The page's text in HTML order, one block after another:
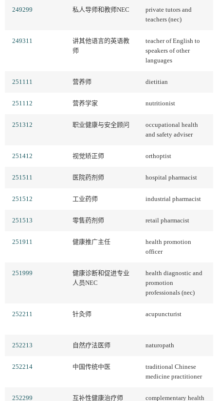
249299 私人导师和教师NEC
private tutors and
teachers (nec)
249311
讲其他语言的英语教
师
teacher of English to
speakers of other
languages
251111 营养师 dietitian
251112 营养学家 nutritionist
251312 职业健康与安全顾问
occupational health
and safety adviser
251412 视觉矫正师 orthoptist
251511 医院药剂师 hospital pharmacist
251512 工业药师 industrial pharmacist
251513 零售药剂师 retail pharmacist
251911 健康推广主任
health promotion
officer
251999
健康诊断和促进专业
人员NEC
health diagnostic and
promotion
professionals (nec)
252211 针灸师 acupuncturist
252213 自然疗法医师 naturopath
252214 中国传统中医
traditional Chinese
medicine practitioner
252299
互补性健康治疗师
complementary health